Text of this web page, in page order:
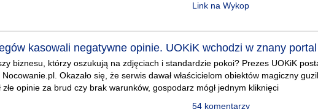
Link na Wykop
kasowali negatywne opinie. UOKiK wchodzi w znany portal
biznesu, którzy oszukują na zdjęciach i standardzie pokoi? Prezes UOKiK
Okazało się, że serwis dawał właścicielom obiektów magiczny
złe opinie za brud czy brak warunków, gospodarz mógł jednym kliknięci
54 komentarzy